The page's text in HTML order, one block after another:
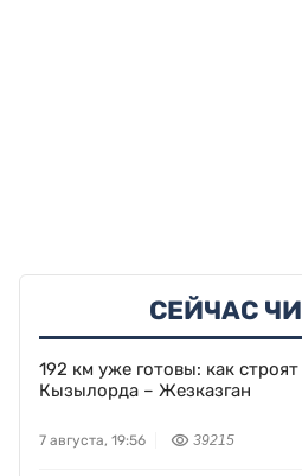
СЕЙЧАС
192 км уже готовы: как строят
Кызылорда – Жезказган
7 августа, 19:56 39215